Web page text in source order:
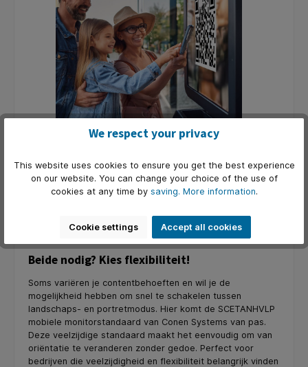
Portretoriëntatie benadrukt tekstgeoriënteerde en
verticale inhoud. Het trekt aandacht in ruimtes vol
ruimtes of waar je informatie gericht wilt
Beide nodig? Kies flexibiliteit!
Soms variëren je contentbehoeften en wil je de
mogelijkheid hebben om snel te schakelen tussen
landschaps- en portretmodus. Hier komt de SCETANHVLP
mobiele monitorstandaard van Conen Systems van pas.
Deze veelzijdige standaard maakt het eenvoudig om van
oriëntatie te veranderen zonder gedoe. Perfect voor
bedrijven die veelzijdigheid en flexibiliteit belangrijk vinden
We respect your privacy
This website uses cookies to ensure you get the best experience
on our website. You can change your choice of the use of
cookies at any time by saving. More information.
Cookie settings Accept all cookies